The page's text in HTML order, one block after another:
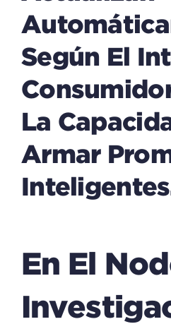
Según El
La
Armar
En El